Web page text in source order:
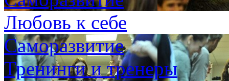
Любовь к себе
Саморазвитие
Тренинги и тренеры